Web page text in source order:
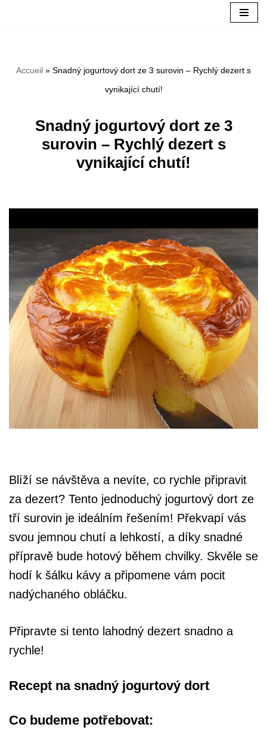
contenu
Accueil » Snadný jogurtový dort ze 3 surovin – Rychlý dezert s
vynikající chutí!
Snadný jogurtový dort ze 3
surovin – Rychlý dezert s
vynikající chutí!
Blíží se návštěva a nevíte, co rychle připravit
za dezert? Tento jednoduchý jogurtový dort ze
tří surovin je ideálním řešením! Překvapí vás
svou jemnou chutí a lehkostí, a díky snadné
přípravě bude hotový během chvilky. Skvěle se
hodí k šálku kávy a připomene vám pocit
nadýchaného obláčku.
Připravte si tento lahodný dezert snadno a
rychle!
Recept na snadný jogurtový dort
Co budeme potřebovat: